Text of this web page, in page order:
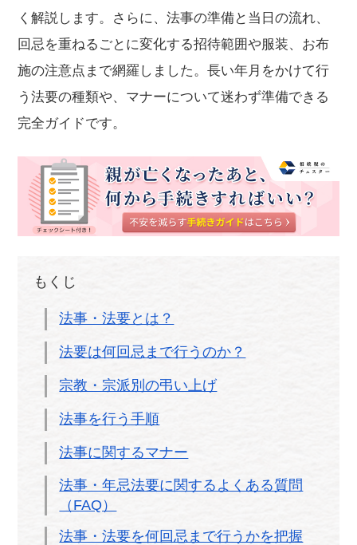
く解説します。さらに、法事の準備と当日の流れ、
回忌を重ねるごとに変化する招待範囲や服装、お布
施の注意点まで網羅しました。長い年月をかけて行
う法要の種類や、マナーについて迷わず準備できる
完全ガイドです。
もくじ
法事・法要とは？
法要は何回忌まで行うのか？
宗教・宗派別の弔い上げ
法事を行う手順
法事に関するマナー
法事・年忌法要に関するよくある質問
（FAQ）
法事・法要を何回忌まで行うかを把握